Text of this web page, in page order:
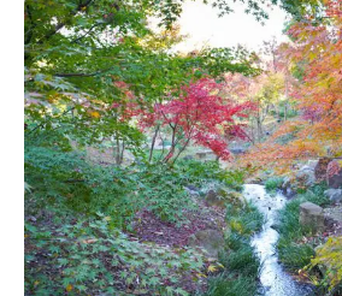
ภาพลำธารที่ถ่ายจากบ